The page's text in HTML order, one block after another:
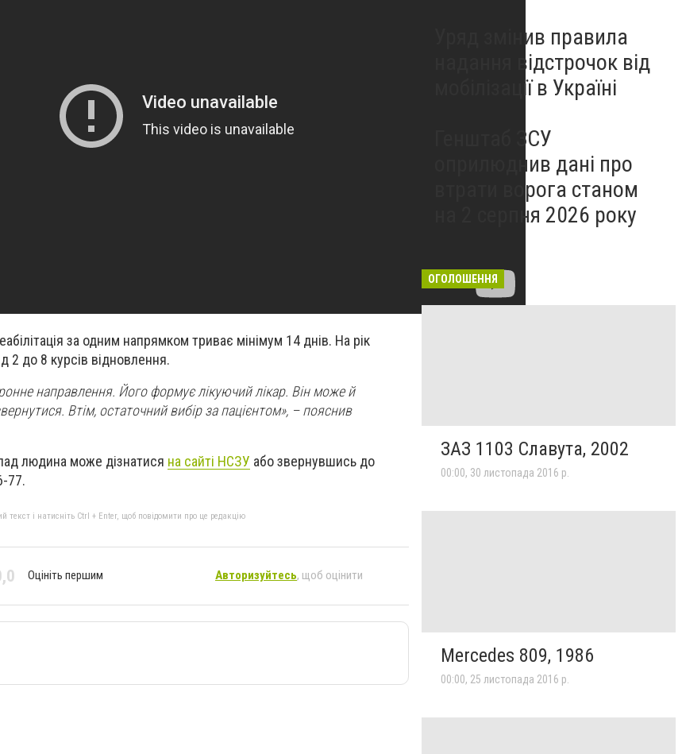
за одним напрямком триває мінімум 14 днів. На рік
2 до 8 курсів відновлення.
направлення. Його формує лікуючий лікар. Він може й
Втім, остаточний вибір за пацієнтом», – пояснив
людина може дізнатися на сайті НСЗУ або звернувшись до
77.
текст і натисніть Ctrl + Enter, щоб повідомити про це редакцію
Оцініть першим Авторизуйтесь, щоб оцінити
Уряд змінив правила
надання відстрочок від
мобілізації в Україні
Генштаб ЗСУ
оприлюднив дані про
втрати ворога станом
на 2 серпня 2026 року
ОГОЛОШЕННЯ
ЗАЗ 1103 Славута, 2002
00:00, 30 листопада 2016 р.
Mercedes 809, 1986
00:00, 25 листопада 2016 р.